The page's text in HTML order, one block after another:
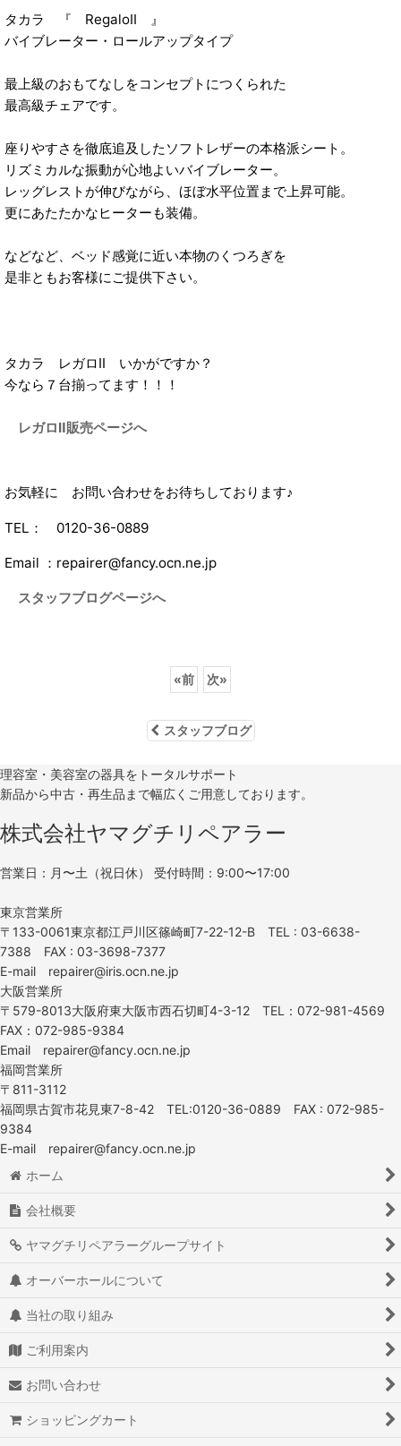
タカラ 『 RegaloⅡ 』
バイブレーター・ロールアップタイプ
最上級のおもてなしをコンセプトにつくられた
最高級チェアです。
座りやすさを徹底追及したソフトレザーの本格派シート。
リズミカルな振動が心地よいバイブレーター。
レッグレストが伸びながら、ほぼ水平位置まで上昇可能。
更にあたたかなヒーターも装備。
などなど、ベッド感覚に近い本物のくつろぎを
是非ともお客様にご提供下さい。
タカラ レガロⅡ いかがですか？
今なら７台揃ってます！！！
レガロⅡ販売ページへ
お気軽に お問い合わせをお待ちしております♪
TEL： 0120-36-0889
Email ：repairer@fancy.ocn.ne.jp
スタッフブログページへ
«前 次»
スタッフブログ
理容室・美容室の器具をトータルサポート
新品から中古・再生品まで幅広くご用意しております。
株式会社ヤマグチリペアラー
営業日：月〜土（祝日休） 受付時間：9:00〜17:00
東京営業所
〒133-0061東京都江戸川区篠崎町7-22-12-B TEL : 03-6638-
7388 FAX : 03-3698-7377
E-mail repairer@iris.ocn.ne.jp
大阪営業所
〒579-8013大阪府東大阪市西石切町4-3-12 TEL：072-981-4569
FAX：072-985-9384
Email repairer@fancy.ocn.ne.jp
福岡営業所
〒811-3112
福岡県古賀市花見東7-8-42 TEL:0120-36-0889 FAX : 072-985-
9384
E-mail repairer@fancy.ocn.ne.jp
ホーム
会社概要
ヤマグチリペアラーグループサイト
オーバーホールについて
当社の取り組み
ご利用案内
お問い合わせ
ショッピングカート